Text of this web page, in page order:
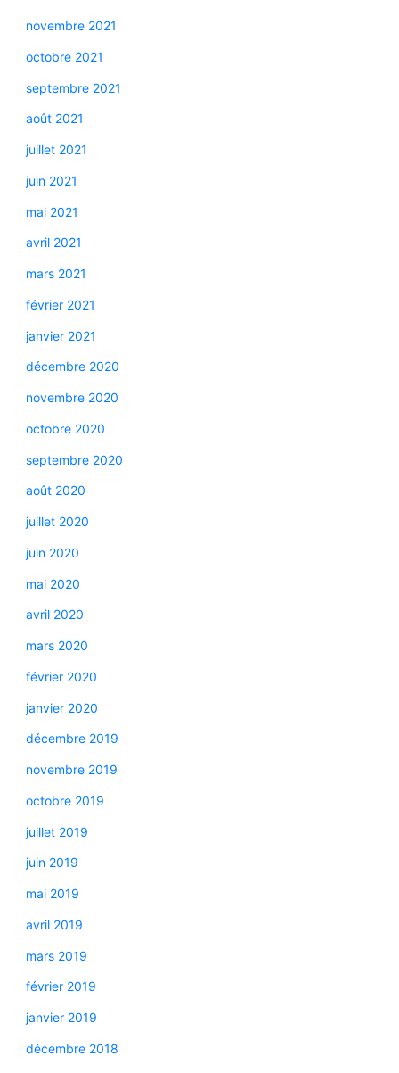
novembre 2021
octobre 2021
septembre 2021
août 2021
juillet 2021
juin 2021
mai 2021
avril 2021
mars 2021
février 2021
janvier 2021
décembre 2020
novembre 2020
octobre 2020
septembre 2020
août 2020
juillet 2020
juin 2020
mai 2020
avril 2020
mars 2020
février 2020
janvier 2020
décembre 2019
novembre 2019
octobre 2019
juillet 2019
juin 2019
mai 2019
avril 2019
mars 2019
février 2019
janvier 2019
décembre 2018